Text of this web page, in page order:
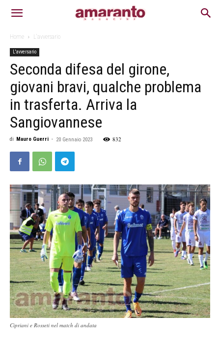
Home L'avversario
L'avversario
Seconda difesa del girone,
giovani bravi, qualche problema
in trasferta. Arriva la
Sangiovannese
di Mauro Guerri - 20 Gennaio 2023 832
Cipriani e Rosseti nel match di andata